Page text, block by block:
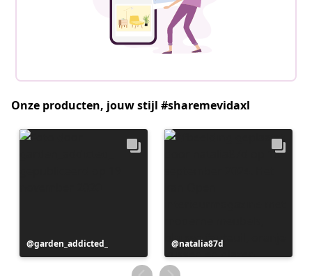
Onze producten, jouw stijl #sharemevidaxl
Bericht
gepubliceerd
garden_addicted_
Bericht
gepubliceerd
door
natalia87d